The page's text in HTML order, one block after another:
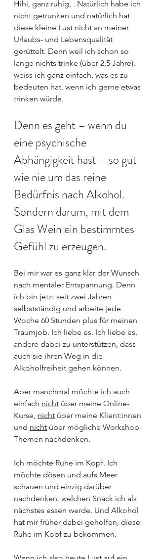
Hihi, ganz ruhig, . Natürlich habe ich
nicht getrunken und natürlich hat
diese kleine Lust nicht an meiner
Urlaubs- und Lebensqualität
gerüttelt. Denn weil ich schon so
lange nichts trinke (über 2,5 Jahre),
weiss ich ganz einfach, was es zu
bedeuten hat, wenn ich gerne etwas
trinken würde.
Denn es geht – wenn du
eine psychische
Abhängigkeit hast – so gut
wie nie um das reine
Bedürfnis nach Alkohol.
Sondern darum, mit dem
Glas Wein ein bestimmtes
Gefühl zu erzeugen.
Bei mir war es ganz klar der Wunsch
nach mentaler Entspannung. Denn
ich bin jetzt seit zwei Jahren
selbstständig und arbeite jede
Woche 60 Stunden plus für meinen
Traumjob. Ich liebe es. Ich liebe es,
andere dabei zu unterstützen, dass
auch sie ihren Weg in die
Alkoholfreiheit gehen können.
Aber manchmal möchte ich auch
einfach nicht über meine Online-
Kurse, nicht über meine Klient:innen
und nicht über mögliche Workshop-
Themen nachdenken.
Ich möchte Ruhe im Kopf. Ich
möchte dösen und aufs Meer
schauen und einzig darüber
nachdenken, welchen Snack ich als
nächstes essen werde. Und Alkohol
hat mir früher dabei geholfen, diese
Ruhe im Kopf zu bekommen.